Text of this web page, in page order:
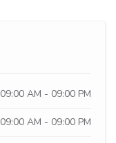
09:00 AM - 09:00 PM
09:00 AM - 09:00 PM